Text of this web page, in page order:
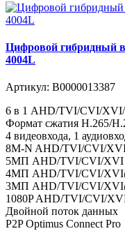
Цифровой гибридный
4004L
Артикул: В0000013387
6 в 1 AHD/TVI/CVI/
Формат сжатия H.265/
4 видеовхода, 1
8M-N AHD/TVI/CVI/
5MП AHD/TVI/CVI/XVI
4MП AHD/TVI/CVI/
3MП AHD/TVI/CVI/
1080P AHD/TVI/CVI/
Двойной поток данных
P2P Optimus Connect Pro